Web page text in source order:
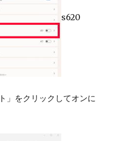
s620
」をクリックしてオンに